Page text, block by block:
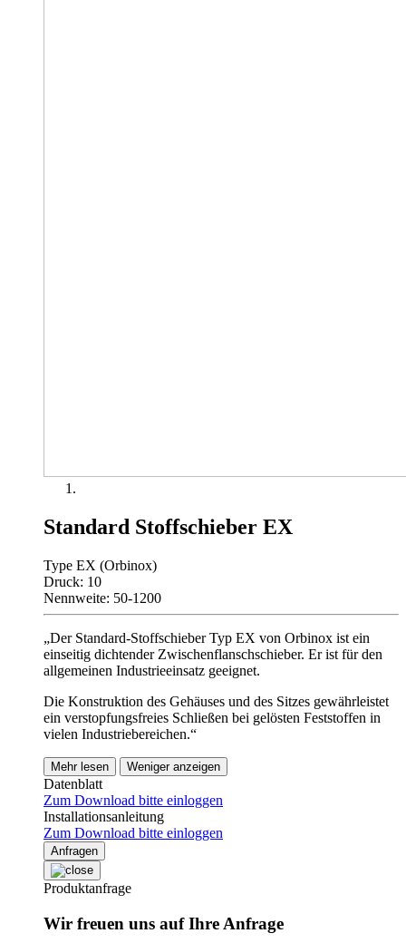
Standard Stoffschieber EX
Type EX (Orbinox)
Druck: 10
Nennweite: 50-1200
„Der Standard-Stoffschieber Typ EX von Orbinox ist ein
einseitig dichtender Zwischenflanschschieber. Er ist für den
allgemeinen Industrieeinsatz geeignet.
Die Konstruktion des Gehäuses und des Sitzes gewährleistet
ein verstopfungsfreies Schließen bei gelösten Feststoffen in
vielen Industriebereichen.“
Mehr lesen Weniger anzeigen
Datenblatt
Zum Download bitte einloggen
Installationsanleitung
Zum Download bitte einloggen
Anfragen
Produktanfrage
Wir freuen uns auf Ihre Anfrage